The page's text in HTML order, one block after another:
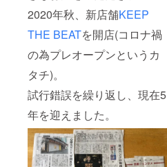
2020年秋、新店舗KEEP
THE BEATを開店(コロナ禍
の為プレオープンというカ
タチ)。
試行錯誤を繰り返し、現在5
年を迎えました。